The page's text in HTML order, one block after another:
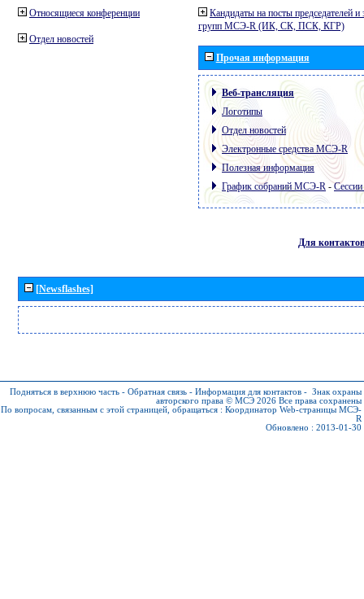
Относящиеся конференции
Отдел новостей
Кандидаты на посты председателей и
групп МСЭ-R (ИК, СК, ПСК, КГР)
Прочая информация
Веб-трансляция
Логотипы
Отдел новостей
Электронные средства МСЭ-R
Полезная информация
График собраний МСЭ-R -
Для контактов
[Newsflashes]
Подняться в верхнюю часть - Обратная связь - Информация для контактов - Знак охраны
авторского права © МСЭ 2026 Все права сохранены
По вопросам, связанным с этой страницей, обращаться : Координатор Web-страницы МСЭ-
R
Обновлено : 2013-01-30